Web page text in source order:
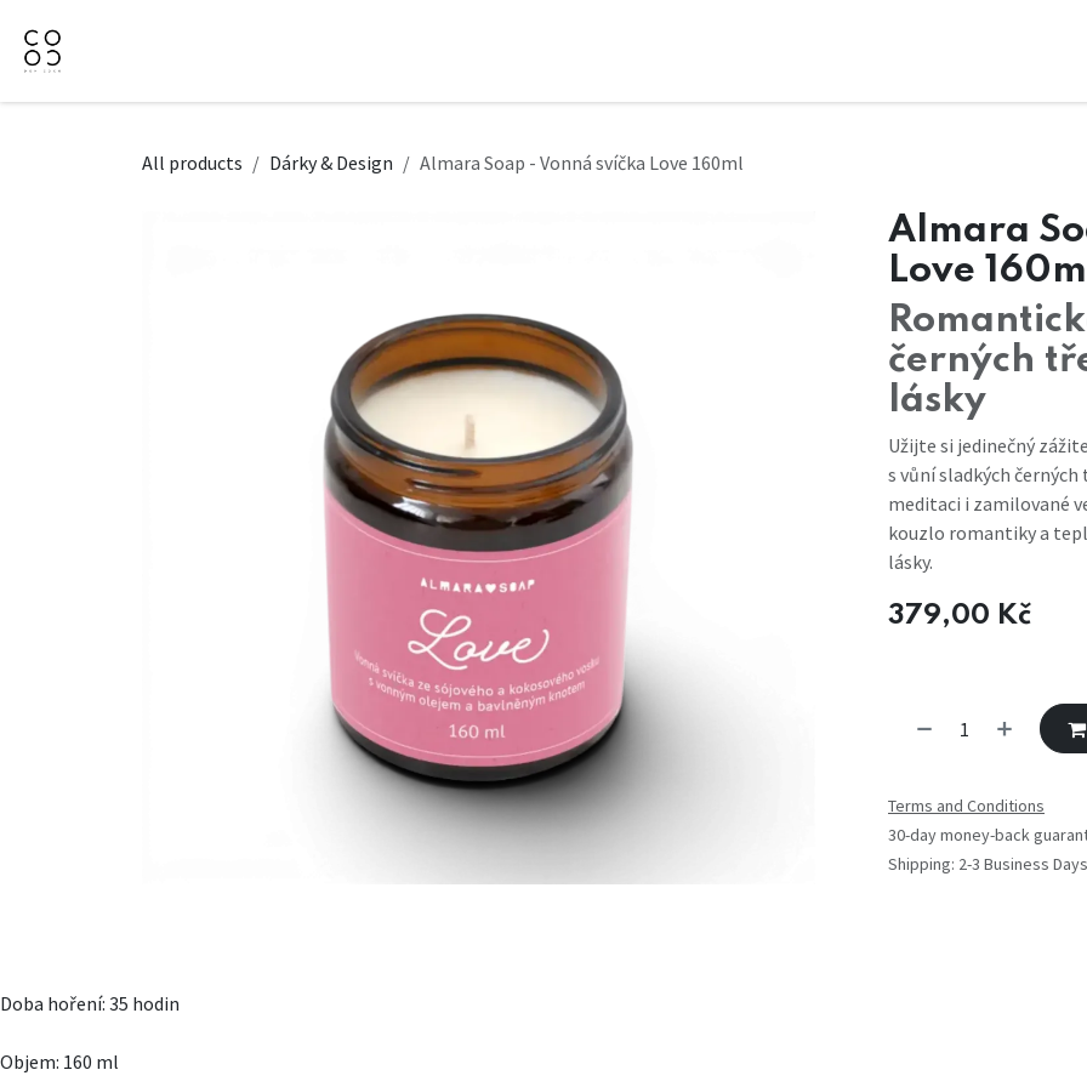
All products Dárky & Design Almara Soap - Vonná svíčka Love 160ml
Almara
Love
černých
lásky
Užijte si jedinečný
s vůní sladkých
meditaci i zamilované
kouzlo romantiky a
lásky.
379,00 Kč
Terms and Conditions
30-day money-back
Shipping: 2-3 Business Days
Doba hoření: 35 hodin
Objem: 160 ml